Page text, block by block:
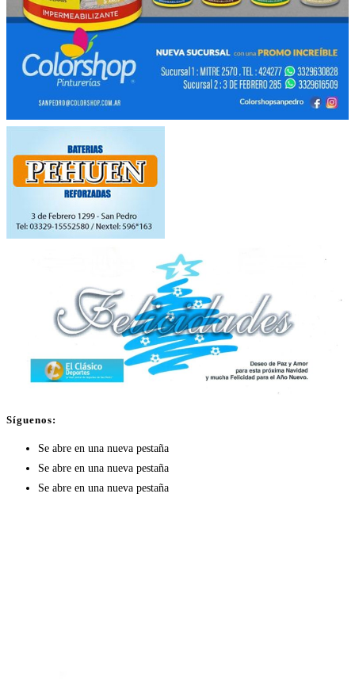
Síguenos:
Se abre en una nueva pestaña
Se abre en una nueva pestaña
Se abre en una nueva pestaña